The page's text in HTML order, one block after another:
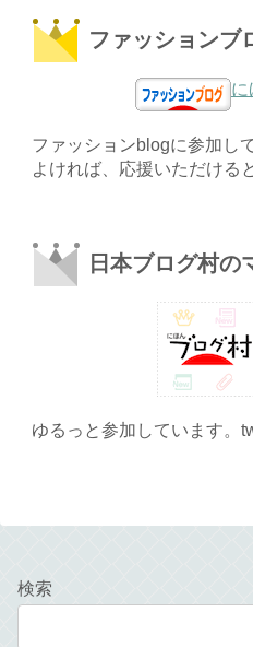
ファッションブ
に
ファッションblogに参加し
よければ、応援いただける
日本ブログ村の
ゆるっと参加しています。
検索